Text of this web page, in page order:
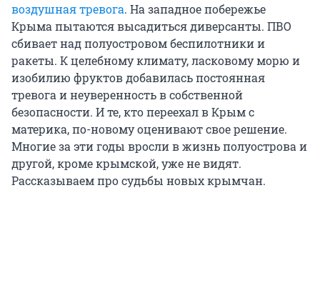
воздушная тревога. На западное побережье
Крыма пытаются высадиться диверсанты. ПВО
сбивает над полуостровом беспилотники и
ракеты. К целебному климату, ласковому морю и
изобилию фруктов добавилась постоянная
тревога и неуверенность в собственной
безопасности. И те, кто переехал в Крым с
материка, по-новому оценивают свое решение.
Многие за эти годы вросли в жизнь полуострова и
другой, кроме крымской, уже не видят.
Рассказываем про судьбы новых крымчан.